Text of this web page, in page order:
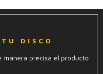
DISCO
precisa el producto